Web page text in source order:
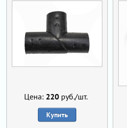
Цена: 220 руб./шт.
Купить